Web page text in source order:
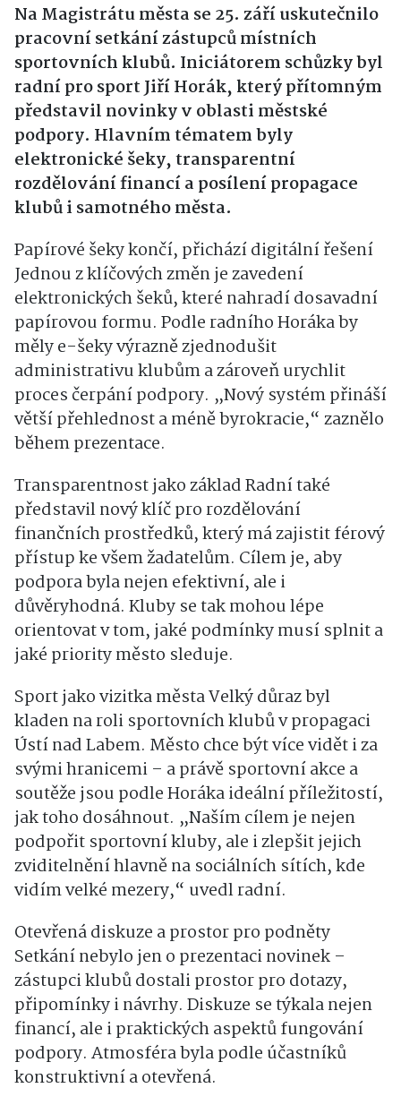
Na Magistrátu města se 25. září uskutečnilo
pracovní setkání zástupců místních
sportovních klubů. Iniciátorem schůzky byl
radní pro sport Jiří Horák, který přítomným
představil novinky v oblasti městské
podpory. Hlavním tématem byly
elektronické šeky, transparentní
rozdělování financí a posílení propagace
klubů i samotného města.
Papírové šeky končí, přichází digitální řešení
Jednou z klíčových změn je zavedení
elektronických šeků, které nahradí dosavadní
papírovou formu. Podle radního Horáka by
měly e-šeky výrazně zjednodušit
administrativu klubům a zároveň urychlit
proces čerpání podpory. „Nový systém přináší
větší přehlednost a méně byrokracie,“ zaznělo
během prezentace.
Transparentnost jako základ Radní také
představil nový klíč pro rozdělování
finančních prostředků, který má zajistit férový
přístup ke všem žadatelům. Cílem je, aby
podpora byla nejen efektivní, ale i
důvěryhodná. Kluby se tak mohou lépe
orientovat v tom, jaké podmínky musí splnit a
jaké priority město sleduje.
Sport jako vizitka města Velký důraz byl
kladen na roli sportovních klubů v propagaci
Ústí nad Labem. Město chce být více vidět i za
svými hranicemi – a právě sportovní akce a
soutěže jsou podle Horáka ideální příležitostí,
jak toho dosáhnout. „Naším cílem je nejen
podpořit sportovní kluby, ale i zlepšit jejich
zviditelnění hlavně na sociálních sítích, kde
vidím velké mezery,“ uvedl radní.
Otevřená diskuze a prostor pro podněty
Setkání nebylo jen o prezentaci novinek –
zástupci klubů dostali prostor pro dotazy,
připomínky i návrhy. Diskuze se týkala nejen
financí, ale i praktických aspektů fungování
podpory. Atmosféra byla podle účastníků
konstruktivní a otevřená.